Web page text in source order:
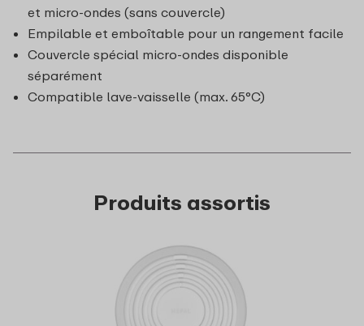
et micro-ondes (sans couvercle)
Empilable et emboîtable pour un rangement facile
Couvercle spécial micro-ondes disponible
séparément
Compatible lave-vaisselle (max. 65°C)
Produits assortis